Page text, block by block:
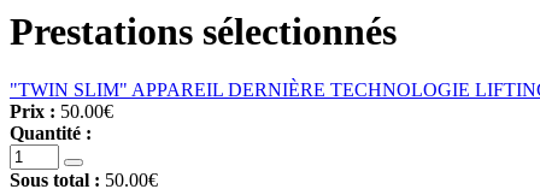
Prestations sélectionnés
"TWIN SLIM" APPAREIL DERNIÈRE TECHNOLOGIE
Prix : 50.00€
Quantité :
Sous total : 50.00€